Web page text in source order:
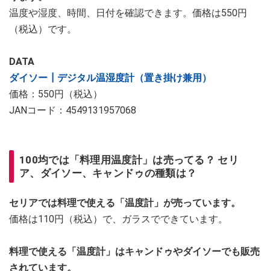
温度や湿度、時間、日付を確認できます。価格は550円
（税込）です。
DATA
ダイソー┃デジタル温湿度計（置き掛け兼用）
価格：550円（税込）
JANコード：4549131957068
100均では「料理用温度計」は売ってる？ セリ
ア、ダイソー、キャンドゥの種類は？
セリアでは料理で使える「温度計」が売っています。
価格は110円（税込）で、ガラスでできています。
料理で使える「温度計」はキャンドゥやダイソーでも販売
されています。